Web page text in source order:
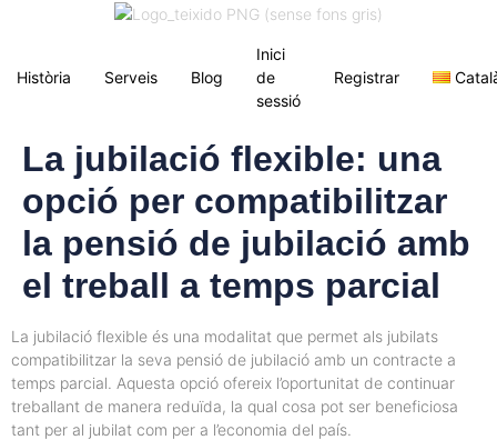
Història Serveis Blog
Inici
de
sessió
Registrar
La jubilació flexible: una
opció per compatibilitzar
la pensió de jubilació amb
el treball a temps parcial
La jubilació flexible és una modalitat que permet als jubilats
compatibilitzar la seva pensió de jubilació amb un contracte a
temps parcial. Aquesta opció ofereix l’oportunitat de continuar
treballant de manera reduïda, la qual cosa pot ser beneficiosa
tant per al jubilat com per a l’economia del país.